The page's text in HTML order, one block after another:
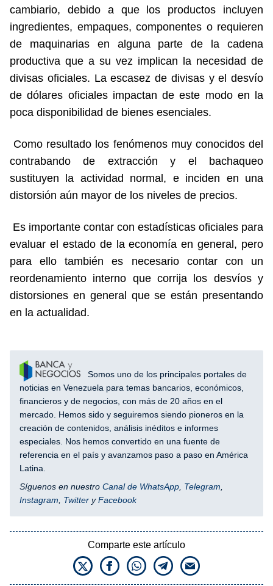
cambiario, debido a que los productos incluyen
ingredientes, empaques, componentes o requieren
de maquinarias en alguna parte de la cadena
productiva que a su vez implican la necesidad de
divisas oficiales. La escasez de divisas y el desvío
de dólares oficiales impactan de este modo en la
poca disponibilidad de bienes esenciales.
Como resultado los fenómenos muy conocidos del
contrabando de extracción y el bachaqueo
sustituyen la actividad normal, e inciden en una
distorsión aún mayor de los niveles de precios.
Es importante contar con estadísticas oficiales para
evaluar el estado de la economía en general, pero
para ello también es necesario contar con un
reordenamiento interno que corrija los desvíos y
distorsiones en general que se están presentando
en la actualidad.
Somos uno de los principales portales de
noticias en Venezuela para temas bancarios, económicos,
financieros y de negocios, con más de 20 años en el
mercado. Hemos sido y seguiremos siendo pioneros en la
creación de contenidos, análisis inéditos e informes
especiales. Nos hemos convertido en una fuente de
referencia en el país y avanzamos paso a paso en América
Latina.
Síguenos en nuestro Canal de WhatsApp, Telegram,
Instagram, Twitter yFacebook
Comparte este artículo